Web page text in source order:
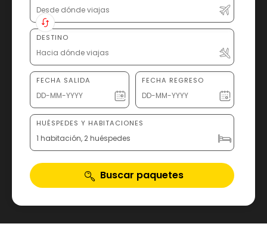
DESTINO
FECHA SALIDA FECHA REGRESO
HUÉSPEDES Y HABITACIONES
1 habitación, 2 huéspedes
Buscar paquetes